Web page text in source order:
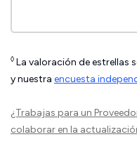
◊ La valoración de estrellas
y nuestra encuesta
¿Trabajas para un
colaborar en la